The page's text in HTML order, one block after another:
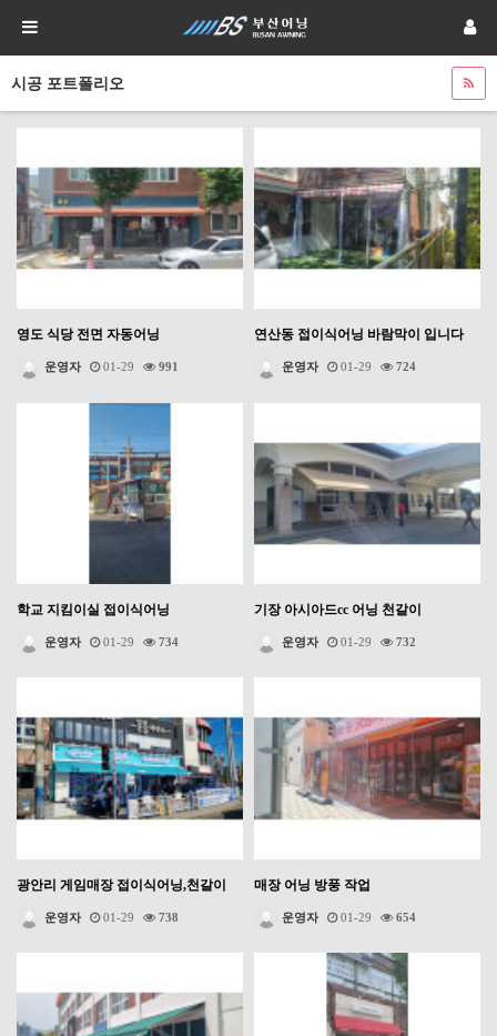
시공 포트폴리오
영도 식당 전면 자동어닝
운영자 01-29 991
연산동 접이식어닝 바람막이 입니다
운영자 01-29 724
학교 지킴이실 접이식어닝
운영자 01-29 734
기장 아시아드cc 어닝 천갈이
운영자 01-29 732
광안리 게임매장 접이식어닝,천갈이
운영자 01-29 738
매장 어닝 방풍 작업
운영자 01-29 654